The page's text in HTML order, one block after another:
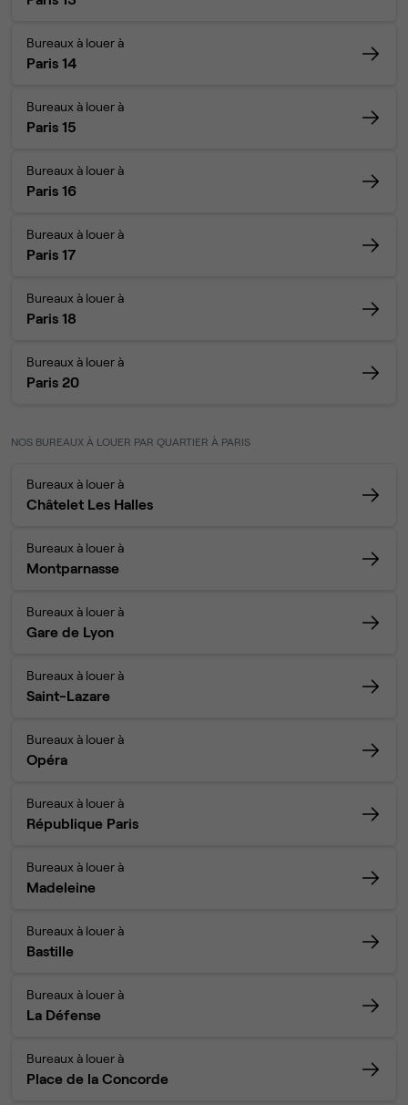
Bureaux à louer à
Paris 14
Bureaux à louer à
Paris 15
Bureaux à louer à
Paris 16
Bureaux à louer à
Paris 17
Bureaux à louer à
Paris 18
Bureaux à louer à
Paris 20
NOS BUREAUX À LOUER PAR QUARTIER À PARIS
Bureaux à louer à
Châtelet Les Halles
Bureaux à louer à
Montparnasse
Bureaux à louer à
Gare de Lyon
Bureaux à louer à
Saint-Lazare
Bureaux à louer à
Opéra
Bureaux à louer à
République Paris
Bureaux à louer à
Madeleine
Bureaux à louer à
Bastille
Bureaux à louer à
La Défense
Bureaux à louer à
Place de la Concorde